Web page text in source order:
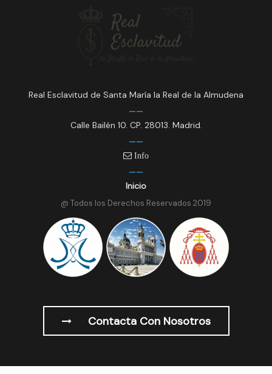
Real Esclavitud de Santa María la Real de la Almudena
Calle Bailén 10. CP. 28013. Madrid.
Info
Inicio
@ Todos los Derechos Reservados 2019
Contacta Con Nosotros